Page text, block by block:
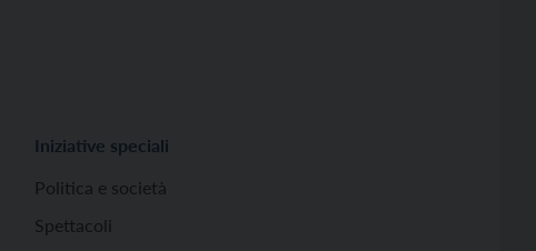
Iniziative speciali
Politica e società
Spettacoli